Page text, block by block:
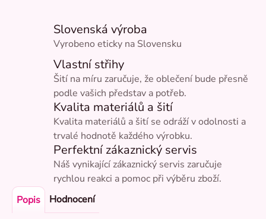
Slovenská výroba
Vyrobeno eticky na Slovensku
Vlastní střihy
Šití na míru zaručuje, že oblečení bude přesně
podle vašich představ a potřeb.
Kvalita materiálů a šití
Kvalita materiálů a šití se odráží v odolnosti a
trvalé hodnotě každého výrobku.
Perfektní zákaznický servis
Náš vynikající zákaznický servis zaručuje
rychlou reakci a pomoc při výběru zboží.
Popis
Hodnocení